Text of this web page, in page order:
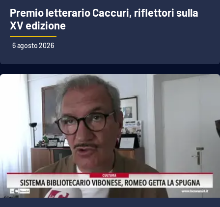
EDIZIONI
LOCALI
Crotone
Vibo Valentia
Reggio Calabria
Cosenza
Lamezia Terme
Premio letterario Caccuri, riflettori sulla
XV edizione
6 agosto 2026